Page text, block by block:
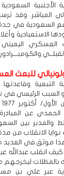
الأجنبية السعودية
المباشر. وقد
الاستعبادية
اليميني
للبعث
وقاعدتها
السبب الرئيسي في
عن المبادرة
والمدبر بين
الانقلاب من
موثق في
كيف انقلب عبدالله
ليخرجهم
عبر علي بن